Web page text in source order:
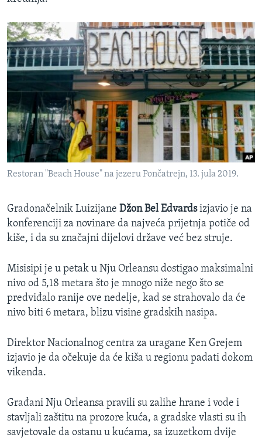
Restoran "Beach House" na jezeru Pončatrejn, 13. jula 2019.
Gradonačelnik Luizijane Džon Bel Edvardsizjavio je na
konferenciji za novinare da najveća prijetnja potiče od
kiše, i da su značajni dijelovi države već bez struje.
Misisipi je u petak u Nju Orleansu dostigao maksimalni
nivo od 5,18 metara što je mnogo niže nego što se
predviđalo ranije ove nedelje, kad se strahovalo da će
nivo biti 6 metara, blizu visine gradskih nasipa.
Direktor Nacionalnog centra za uragane Ken Grejem
izjavio je da očekuje da će kiša u regionu padati dokom
vikenda.
Građani Nju Orleansa pravili su zalihe hrane i vode i
stavljali zaštitu na prozore kuća, a gradske vlasti su ih
savjetovale da ostanu u kućama, sa izuzetkom dvije